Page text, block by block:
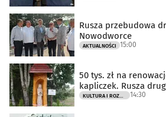
Rusza przebudowa
Nowodworce
AKTUALNOŚCI 15:00
50 tys. zł na
kapliczek. Rusza
KULTURA I ROZRYWKA 14:30